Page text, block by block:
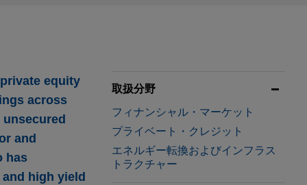
equity
across
and
has
high yield
取扱分野
フィナンシャル・マーケット
プライベート・クレジット
エネルギー転換およびインフラス
トラクチャー